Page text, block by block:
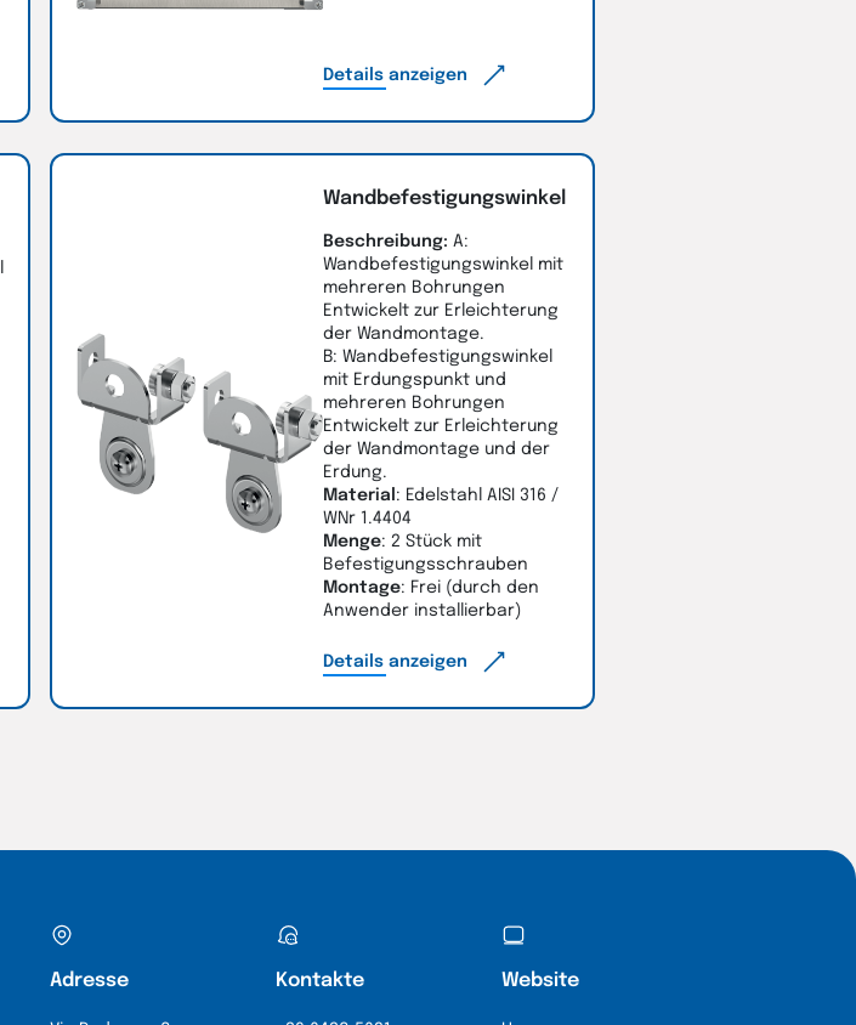
Details anzeigen
Wandbefestigungswinkel
Beschreibung: A:
Wandbefestigungswinkel mit
mehreren Bohrungen
Entwickelt zur Erleichterung
der Wandmontage.
B: Wandbefestigungswinkel
mit Erdungspunkt und
mehreren Bohrungen
Entwickelt zur Erleichterung
der Wandmontage und der
Erdung.
Material : Edelstahl AISI 316 /
WNr 1.4404
Menge: 2 Stück mit
Befestigungsschrauben
Montage: Frei (durch den
Anwender installierbar)
Details anzeigen
Adresse Kontakte Website